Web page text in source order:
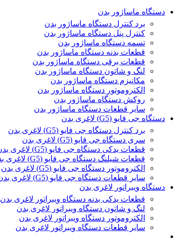
دستگاه ماساژور بدن
برد کنترل دستگاه ماساژور بدن
کنترل پنل دستگاه ماساژور بدن
تسمه دستگاه ماساژور بدن
قطعات بدنه دستگاه ماساژور بدن
قطعات برقی دستگاه ماساژور بدن
لنگ و شاتون دستگاه ماساژور بدن
مکانیزم دستگاه ماساژور بدن
الکتروموتور دستگاه ماساژور بدن
روکش دستگاه ماساژور بدن
سایر قطعات دستگاه ماساژور بدن
دستگاه جی فایو (G5) لاغری بدن
برد کنترل دستگاه جی فایو (G5) لاغری بدن
سری دستگاه جی فایو (G5) لاغری بدن
قطعات یدکی دستگاه جی فایو (G5) لاغری بدن
قطعات شیلنگ دستگاه جی فایو (G5) لاغری بدن
الکتروموتور دستگاه جی فایو (G5) لاغری بدن
سایر قطعات دستگاه جی فایو (G5) لاغری بدن
دستگاه ویبراتور لاغری بدن
قطعات یدکی بدنه دستگاه ویبراتور لاغری بدن
لنگ و شاتون دستگاه ویبراتور لاغری بدن
الکتروموتور دستگاه ویبراتور لاغری بدن
سایر قطعات دستگاه ویبراتور لاغری بدن